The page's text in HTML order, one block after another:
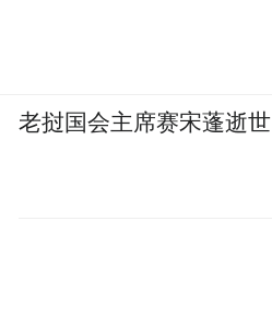
老挝国会主席赛宋蓬逝世